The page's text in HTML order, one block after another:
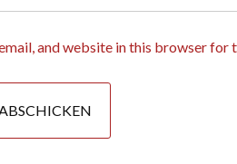
and website in this browser for